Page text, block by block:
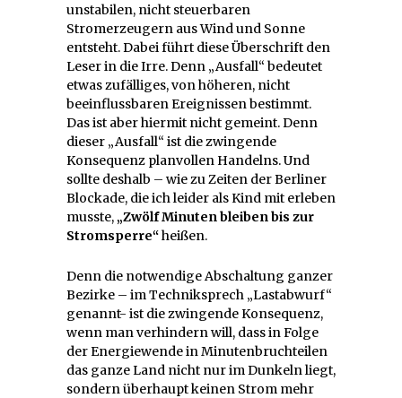
unstabilen, nicht steuerbaren
Stromerzeugern aus Wind und Sonne
entsteht. Dabei führt diese Überschrift den
Leser in die Irre. Denn „Ausfall“ bedeutet
etwas zufälliges, von höheren, nicht
beeinflussbaren Ereignissen bestimmt.
Das ist aber hiermit nicht gemeint. Denn
dieser „Ausfall“ ist die zwingende
Konsequenz planvollen Handelns. Und
sollte deshalb – wie zu Zeiten der Berliner
Blockade, die ich leider als Kind mit erleben
musste, „Zwölf Minuten bleiben bis zur
Stromsperre“heißen.
Denn die notwendige Abschaltung ganzer
Bezirke – im Techniksprech „Lastabwurf“
genannt- ist die zwingende Konsequenz,
wenn man verhindern will, dass in Folge
der Energiewende in Minutenbruchteilen
das ganze Land nicht nur im Dunkeln liegt,
sondern überhaupt keinen Strom mehr